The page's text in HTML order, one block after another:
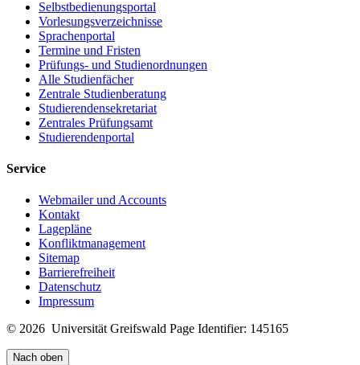
Selbstbedienungsportal
Vorlesungsverzeichnisse
Sprachenportal
Termine und Fristen
Prüfungs- und Studienordnungen
Alle Studienfächer
Zentrale Studienberatung
Studierendensekretariat
Zentrales Prüfungsamt
Studierendenportal
Service
Webmailer und Accounts
Kontakt
Lagepläne
Konfliktmanagement
Sitemap
Barrierefreiheit
Datenschutz
Impressum
© 2026 Universität Greifswald Page Identifier: 145165
Nach oben